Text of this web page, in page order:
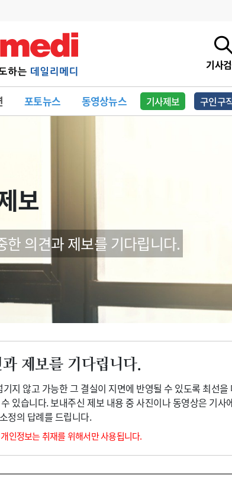
기사
포토뉴스 동영상뉴스 기사제보 구인구
관리급여 실시
의과대학 입시
약가인하
보
의견과 제보를 기다립니다.
제보를 기다립니다.
지 않고 가능한 그 결실이 지면에 반영될 수 있도록 최선을
있습니다. 보내주신 제보 내용 중 사진이나 동영상은 기사
정의 답례를 드립니다.
인정보는 취재를 위해서만 사용됩니다.